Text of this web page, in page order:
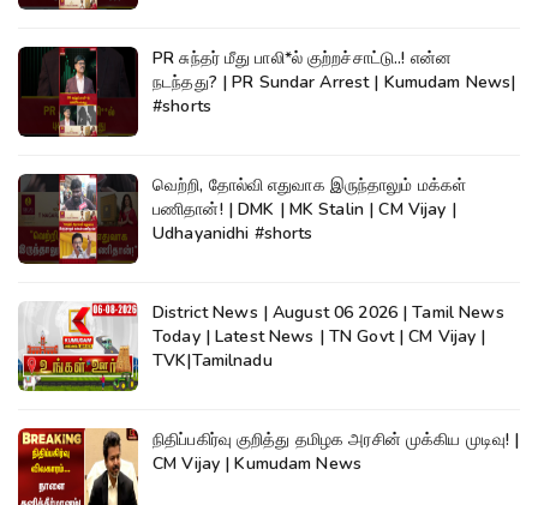
PR சுந்தர் மீது பாலி*ல் குற்றச்சாட்டு..! என்ன
நடந்தது? | PR Sundar Arrest | Kumudam News|
#shorts
வெற்றி, தோல்வி எதுவாக இருந்தாலும் மக்கள்
பணிதான்! | DMK | MK Stalin | CM Vijay |
Udhayanidhi #shorts
District News | August 06 2026 | Tamil News
Today | Latest News | TN Govt | CM Vijay |
TVK|Tamilnadu
நிதிப்பகிர்வு குறித்து தமிழக அரசின் முக்கிய முடிவு! |
CM Vijay | Kumudam News